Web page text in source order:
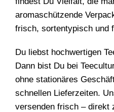
aromaschützende
frisch, sortentypisch und
Du liebst hochwertigen
Dann bist Du bei
ohne stationäres
schnellen Lieferzeiten.
versenden frisch – direkt